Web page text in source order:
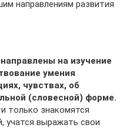
направлениям развития
на изучение
умения
чувствах, об
(словесной) форме.
только знакомятся
учатся выражать свои